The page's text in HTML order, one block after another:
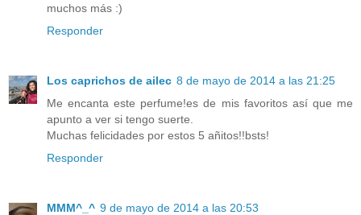
muchos más :)
Responder
Los caprichos de ailec 8 de mayo de 2014 a las 21:25
Me encanta este perfume!es de mis favoritos así que me
apunto a ver si tengo suerte.
Muchas felicidades por estos 5 añitos!!bsts!
Responder
MMM^_^ 9 de mayo de 2014 a las 20:53